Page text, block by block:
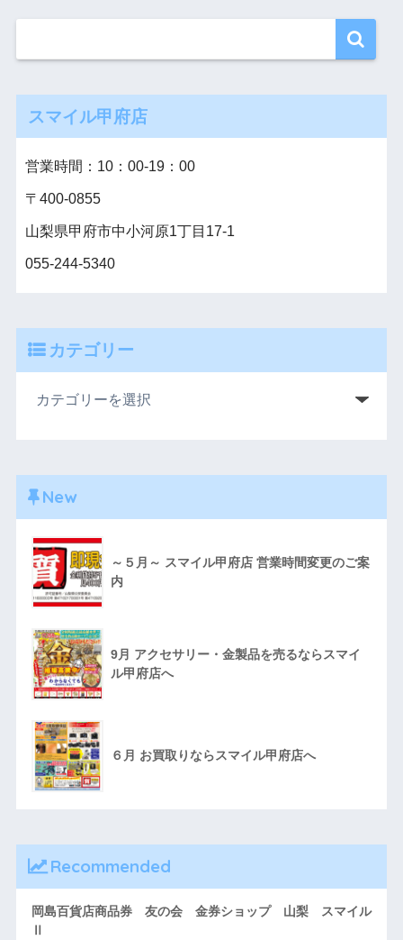
スマイル甲府店
営業時間：10：00‐19：00
〒400-0855
山梨県甲府市中小河原1丁目17-1
055-244-5340
カテゴリー
New
～５月～ スマイル甲府店 営業時間変更のご案
内
9月 アクセサリー・金製品を売るならスマイ
ル甲府店へ
６月 お買取りならスマイル甲府店へ
Recommended
岡島百貨店商品券 友の会 金券ショップ 山梨 スマイル
Ⅱ